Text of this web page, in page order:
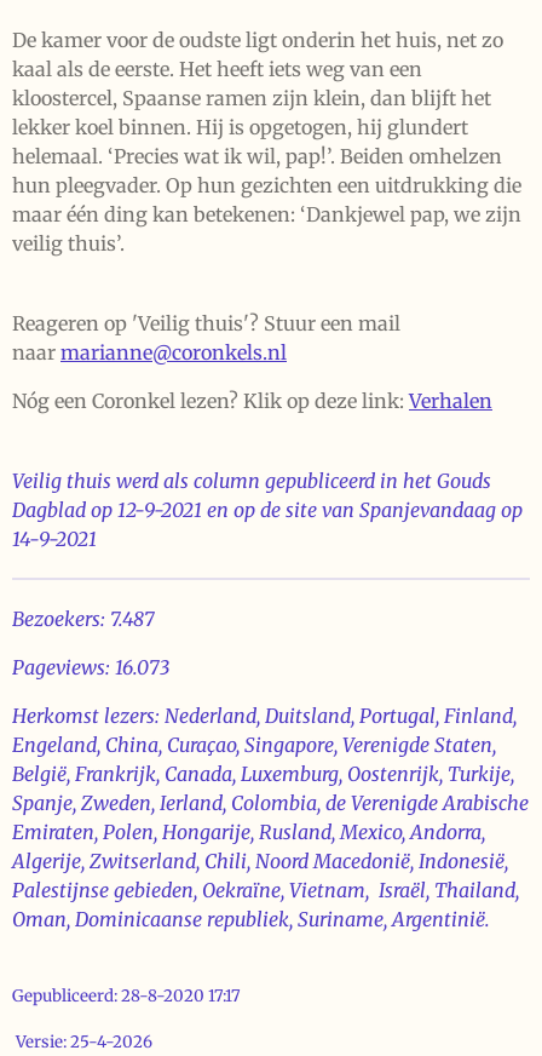
De kamer voor de oudste ligt onderin het huis, net zo
kaal als de eerste. Het heeft iets weg van een
kloostercel, Spaanse ramen zijn klein, dan blijft het
lekker koel binnen. Hij is opgetogen, hij glundert
helemaal. ‘Precies wat ik wil, pap!’. Beiden omhelzen
hun pleegvader. Op hun gezichten een uitdrukking die
maar één ding kan betekenen: ‘Dankjewel pap, we zijn
veilig thuis’.
Reageren op 'Veilig thuis'? Stuur een mail
naar marianne@coronkels.nl
Nóg een Coronkel lezen? Klik op deze link: Verhalen
Veilig thuis werd als column gepubliceerd in het Gouds
Dagblad op 12-9-2021 en op de site van Spanjevandaag op
14-9-2021
Bezoekers: 7.487
Pageviews: 16.073
Herkomst lezers: Nederland, Duitsland, Portugal, Finland,
Engeland, China, Curaçao, Singapore, Verenigde Staten,
België, Frankrijk, Canada, Luxemburg, Oostenrijk, Turkije,
Spanje, Zweden, Ierland, Colombia, de Verenigde Arabische
Emiraten, Polen, Hongarije, Rusland, Mexico, Andorra,
Algerije, Zwitserland, Chili, Noord Macedonië, Indonesië,
Palestijnse gebieden, Oekraïne, Vietnam, Israël, Thailand,
Oman, Dominicaanse republiek, Suriname, Argentinië.
Gepubliceerd: 28-8-2020 17:17
Versie: 25-4-2026